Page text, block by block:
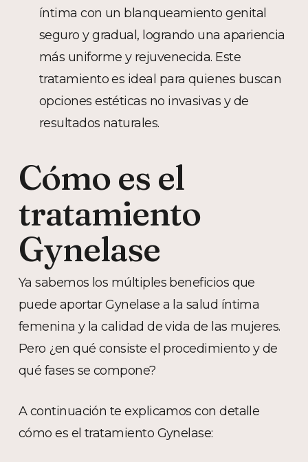
íntima con un blanqueamiento genital
seguro y gradual, logrando una apariencia
más uniforme y rejuvenecida. Este
tratamiento es ideal para quienes buscan
opciones estéticas no invasivas y de
resultados naturales.
Cómo es el
tratamiento
Gynelase
Ya sabemos los múltiples beneficios que
puede aportar Gynelase a la salud íntima
femenina y la calidad de vida de las mujeres.
Pero ¿en qué consiste el procedimiento y de
qué fases se compone?
A continuación te explicamos con detalle
cómo es el tratamiento Gynelase: